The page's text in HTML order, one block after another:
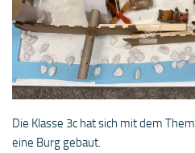
Die Klasse 3c hat sich mit dem
eine Burg gebaut.